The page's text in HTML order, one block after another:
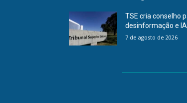
TSE cria conselho
desinformação e
7 de agosto de 2026